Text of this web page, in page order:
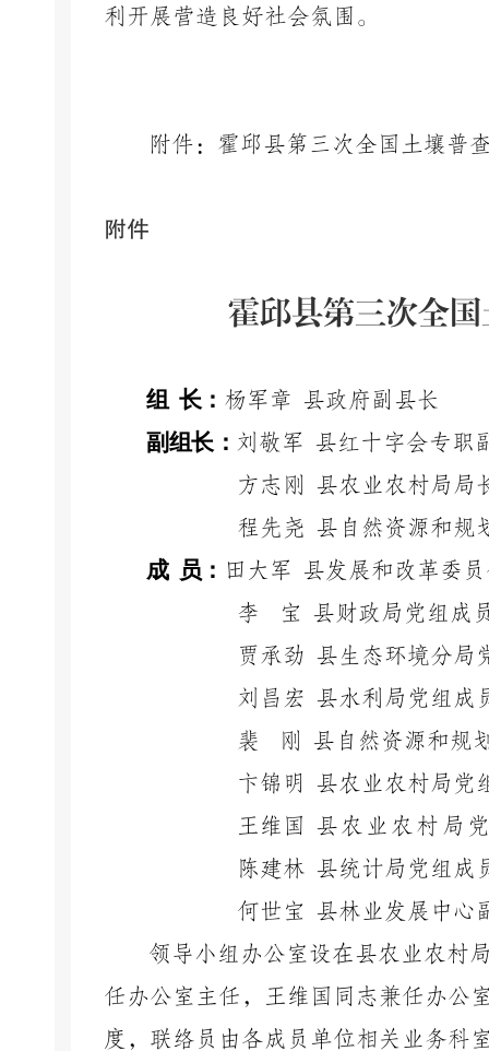
利开展营造良好社会氛围。
附件：霍邱县第三次全国土壤普
附件
霍邱县第三次全
组 长： 杨军章 县政府副县长
副组长： 刘敬军 县红十字会专职
方志刚
县农业农村局局
程先尧 县自然资源和规
成 员： 田大军 县发展和改革委
李
宝 县财政局党组成
贾承劲 县生态环境分局
刘昌宏 县水利局党组成
裴
刚
县自然资源和规
卞锦明
县农业农村局党
王维国 县 农 业 农 村 局 党
陈建林 县统计局党组成
何世宝 县林业发展中心
领导小组办公室设在县农业农村
任办公室主任，王维国同志兼任办公
度，联络员由各成员单位相关业务科